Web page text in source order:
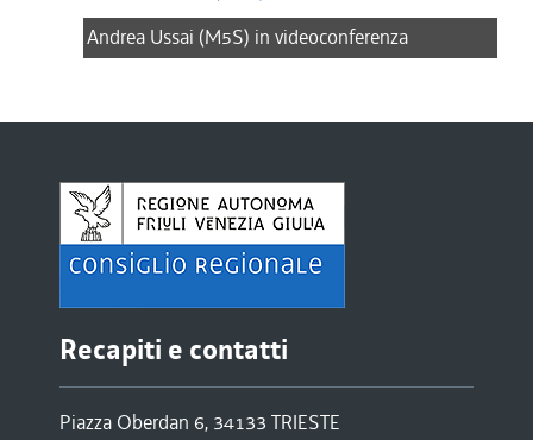
Andrea Ussai (M5S) in videoconferenza
Recapiti e contatti
Piazza Oberdan 6, 34133 TRIESTE